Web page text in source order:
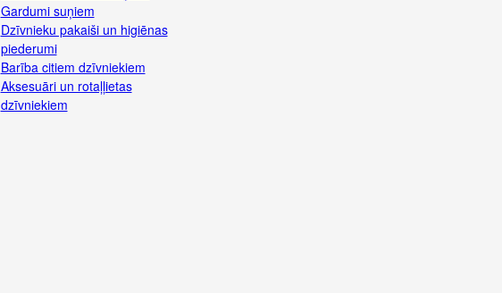
Gardumi suņiem
Dzīvnieku pakaiši un higiēnas
piederumi
Barība citiem dzīvniekiem
Aksesuāri un rotaļļietas
dzīvniekiem